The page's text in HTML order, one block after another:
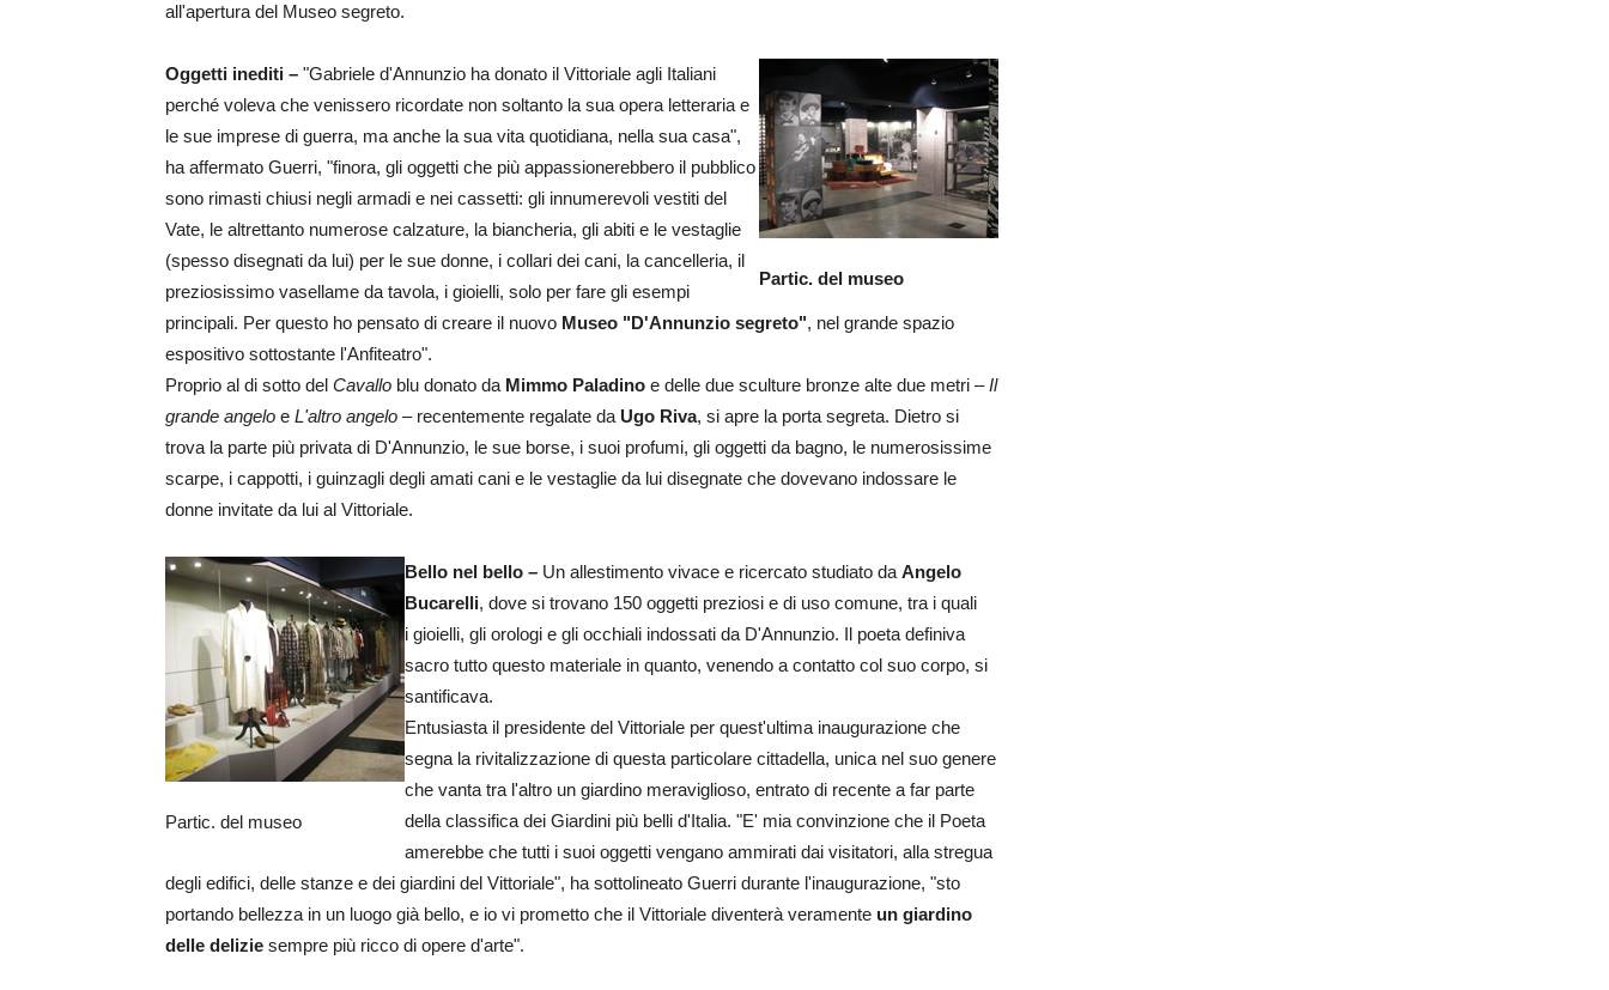
all'apertura del Museo segreto.
Partic. del museo
Oggetti inediti – "Gabriele d'Annunzio ha donato il Vittoriale agli Italiani
perché voleva che venissero ricordate non soltanto la sua opera letteraria e
le sue imprese di guerra, ma anche la sua vita quotidiana, nella sua casa",
ha affermato Guerri, "finora, gli oggetti che più appassionerebbero il pubblico
sono rimasti chiusi negli armadi e nei cassetti: gli innumerevoli vestiti del
Vate, le altrettanto numerose calzature, la biancheria, gli abiti e le vestaglie
(spesso disegnati da lui) per le sue donne, i collari dei cani, la cancelleria, il
preziosissimo vasellame da tavola, i gioielli, solo per fare gli esempi
principali. Per questo ho pensato di creare il nuovo Museo "D'Annunzio segreto", nel grande spazio
espositivo sottostante l'Anfiteatro".
Proprio al di sotto del Cavallo blu donato da Mimmo Paladino e delle due sculture bronze alte due metri –Il
grande angelo e L'altro angelo – recentemente regalate da Ugo Riva, si apre la porta segreta. Dietro si
trova la parte più privata di D'Annunzio, le sue borse, i suoi profumi, gli oggetti da bagno, le numerosissime
scarpe, i cappotti, i guinzagli degli amati cani e le vestaglie da lui disegnate che dovevano indossare le
donne invitate da lui al Vittoriale.
Partic. del museo
Bello nel bello – Un allestimento vivace e ricercato studiato da Angelo
Bucarelli, dove si trovano 150 oggetti preziosi e di uso comune, tra i quali
i gioielli, gli orologi e gli occhiali indossati da D'Annunzio. Il poeta definiva
sacro tutto questo materiale in quanto, venendo a contatto col suo corpo, si
santificava.
Entusiasta il presidente del Vittoriale per quest'ultima inaugurazione che
segna la rivitalizzazione di questa particolare cittadella, unica nel suo genere
che vanta tra l'altro un giardino meraviglioso, entrato di recente a far parte
della classifica dei Giardini più belli d'Italia. "E' mia convinzione che il Poeta
amerebbe che tutti i suoi oggetti vengano ammirati dai visitatori, alla stregua
degli edifici, delle stanze e dei giardini del Vittoriale", ha sottolineato Guerri durante l'inaugurazione, "sto
portando bellezza in un luogo già bello, e io vi prometto che il Vittoriale diventerà veramente un giardino
delle delizie sempre più ricco di opere d'arte".